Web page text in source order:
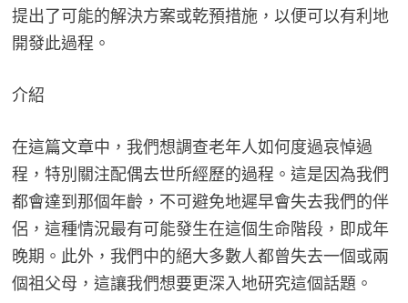
提出了可能的解決方案或乾預措施，以便可以有利地
開發此過程。
介紹
在這篇文章中，我們想調查老年人如何度過哀悼過
程，特別關注配偶去世所經歷的過程。這是因為我們
都會達到那個年齡，不可避免地遲早會失去我們的伴
侶，這種情況最有可能發生在這個生命階段，即成年
晚期。此外，我們中的絕大多數人都曾失去一個或兩
個祖父母，這讓我們想要更深入地研究這個話題。